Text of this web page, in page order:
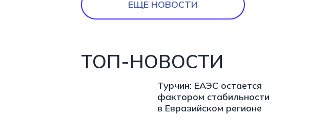
ЕЩЕ НОВОСТИ
ТОП-НОВОСТИ
Турчин: ЕАЭС остается
фактором стабильности
в Евразийском регионе